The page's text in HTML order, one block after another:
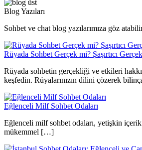
Blog Yazıları
Sohbet ve chat blog yazılarımıza göz
Rüyada Sohbet Gerçek mi? Şaşırtıcı
Rüyada sohbetin gerçekliği ve etkileri
keşfedin. Rüyalarınızın dilini çözerek
Eğlenceli Milf Sohbet Odaları
Eğlenceli milf sohbet odaları, yetişkin
mükemmel […]